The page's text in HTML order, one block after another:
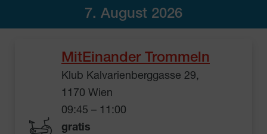
7. August 2026
MitEinander Trommeln
Klub Kalvarienberggasse 29,
1170 Wien
09:45 – 11:00
gratis